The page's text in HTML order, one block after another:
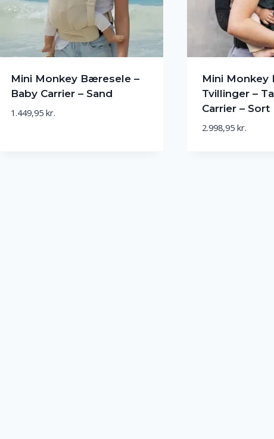
Mini Monkey Bæresele –
Baby Carrier – Sand
1.449,95 kr.
Mini Monkey
Tvillinger –
Carrier – Sort
2.998,95 kr.